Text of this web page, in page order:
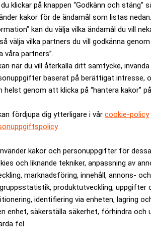
klickar på knappen “Godkänn och stäng”
kakor för de ändamål som listas
kan du välja vilka ändamål du vill
välja vilka partners du vill godkänna
våra partners”.
när du vill återkalla ditt samtycke,
baserat på berättigat intresse,
helst genom att klicka på “hantera kakor”
fördjupa dig ytterligare i vår cookie-policy
.
kakor och personuppgifter för
och liknande tekniker, anpassning av
marknadsföring, innehåll, annons-
produktutveckling, uppgifter
identifiering via enheten, lagring
enhet, säkerställa säkerhet, förhindra och
fel.
Specialister på juristrekrytering
von der Leyen och Storbritanniens
på tvisten om Nordirland inom brexit-
under måndagseftermiddagen.
är kostnadsfritt: Prenumerera
Specialister på juristrekrytering